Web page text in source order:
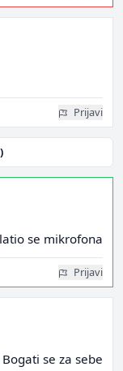
Prijavi
se mikrofona
Prijavi
se za sebe